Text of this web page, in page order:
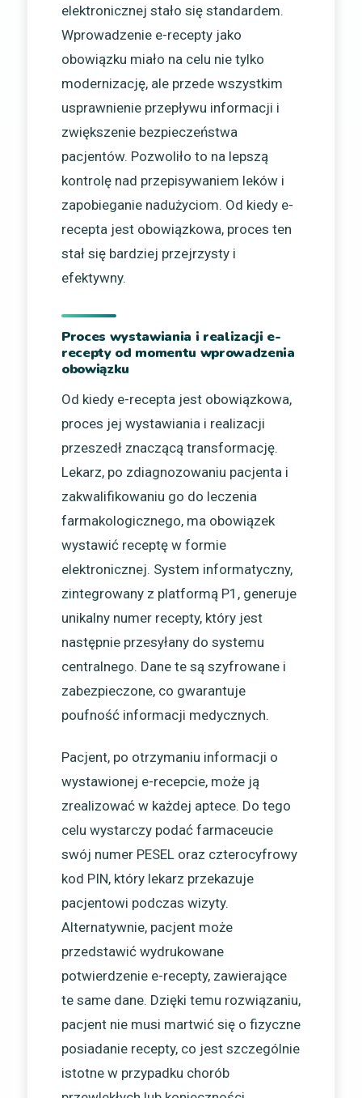
elektronicznej stało się standardem.
Wprowadzenie e-recepty jako
obowiązku miało na celu nie tylko
modernizację, ale przede wszystkim
usprawnienie przepływu informacji i
zwiększenie bezpieczeństwa
pacjentów. Pozwoliło to na lepszą
kontrolę nad przepisywaniem leków i
zapobieganie nadużyciom. Od kiedy e-
recepta jest obowiązkowa, proces ten
stał się bardziej przejrzysty i
efektywny.
Proces wystawiania i realizacji e-
recepty od momentu wprowadzenia
obowiązku
Od kiedy e-recepta jest obowiązkowa,
proces jej wystawiania i realizacji
przeszedł znaczącą transformację.
Lekarz, po zdiagnozowaniu pacjenta i
zakwalifikowaniu go do leczenia
farmakologicznego, ma obowiązek
wystawić receptę w formie
elektronicznej. System informatyczny,
zintegrowany z platformą P1, generuje
unikalny numer recepty, który jest
następnie przesyłany do systemu
centralnego. Dane te są szyfrowane i
zabezpieczone, co gwarantuje
poufność informacji medycznych.
Pacjent, po otrzymaniu informacji o
wystawionej e-recepcie, może ją
zrealizować w każdej aptece. Do tego
celu wystarczy podać farmaceucie
swój numer PESEL oraz czterocyfrowy
kod PIN, który lekarz przekazuje
pacjentowi podczas wizyty.
Alternatywnie, pacjent może
przedstawić wydrukowane
potwierdzenie e-recepty, zawierające
te same dane. Dzięki temu rozwiązaniu,
pacjent nie musi martwić się o fizyczne
posiadanie recepty, co jest szczególnie
istotne w przypadku chorób